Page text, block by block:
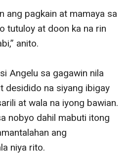
ang pagkain at mamaya sa
tutuloy at doon ka na rin
anito.
Angelu sa gagawin nila
desidido na siyang ibigay
at wala na iyong bawian.
nobyo dahil mabuti itong
ang
niya rito.